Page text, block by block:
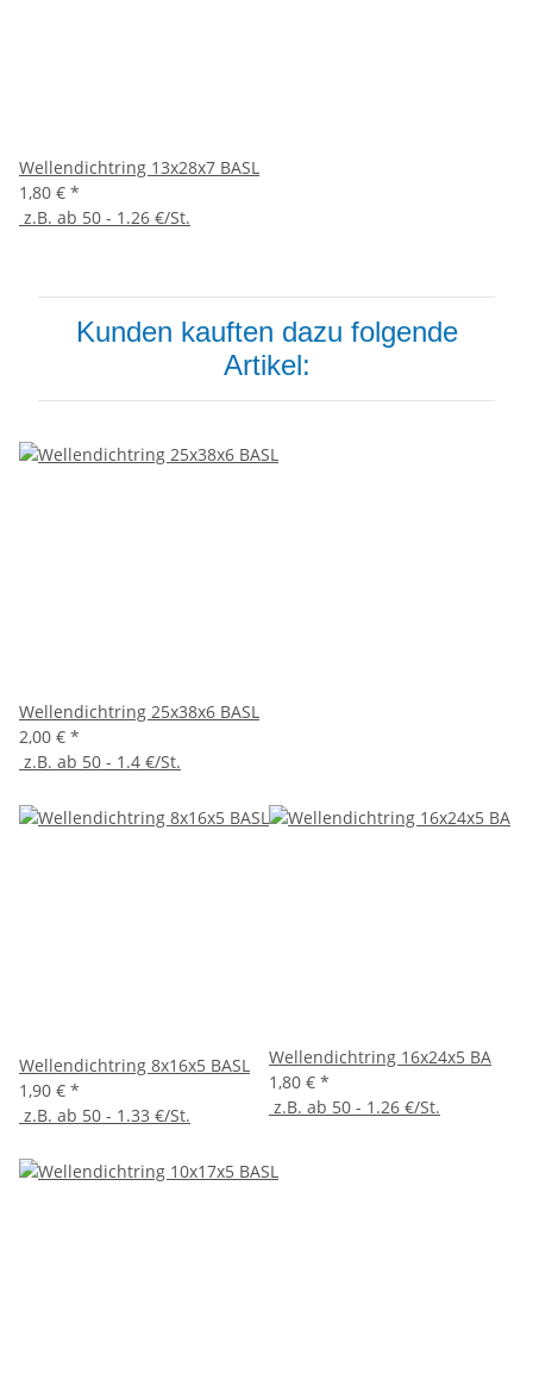
Wellendichtring 13x28x7 BASL
1,80 € *
z.B. ab 50 - 1.26 €/St.
Kunden kauften dazu folgende
Artikel:
Wellendichtring 25x38x6 BASL
2,00 € *
z.B. ab 50 - 1.4 €/St.
Wellendichtring 8x16x5 BASL
1,90 € *
z.B. ab 50 - 1.33 €/St.
Wellendichtring 16x24x5 BA
1,80 € *
z.B. ab 50 - 1.26 €/St.